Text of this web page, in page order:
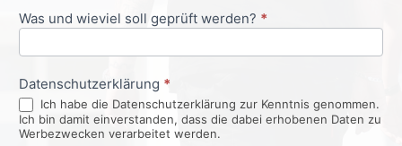
Was und wieviel soll geprüft werden? *
Datenschutzerklärung *
Ich habe die Datenschutzerklärung zur Kenntnis genommen.
Ich bin damit einverstanden, dass die dabei erhobenen Daten zu
Werbezwecken verarbeitet werden.